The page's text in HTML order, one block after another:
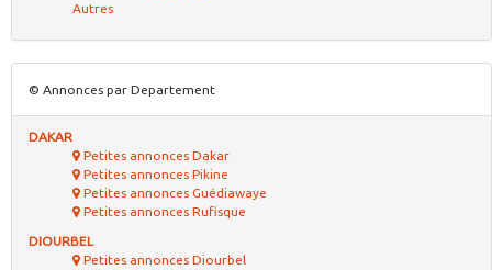
Autres
© Annonces par Departement
DAKAR
Petites annonces Dakar
Petites annonces Pikine
Petites annonces Guédiawaye
Petites annonces Rufisque
DIOURBEL
Petites annonces Diourbel